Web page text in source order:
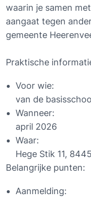
waarin je samen
aangaat tegen
gemeente
Praktische
Voor wie:
van de
Wanneer:
april 2026
Waar:
Hege Stik 11,
Belangrijke punten:
Aanmelding: